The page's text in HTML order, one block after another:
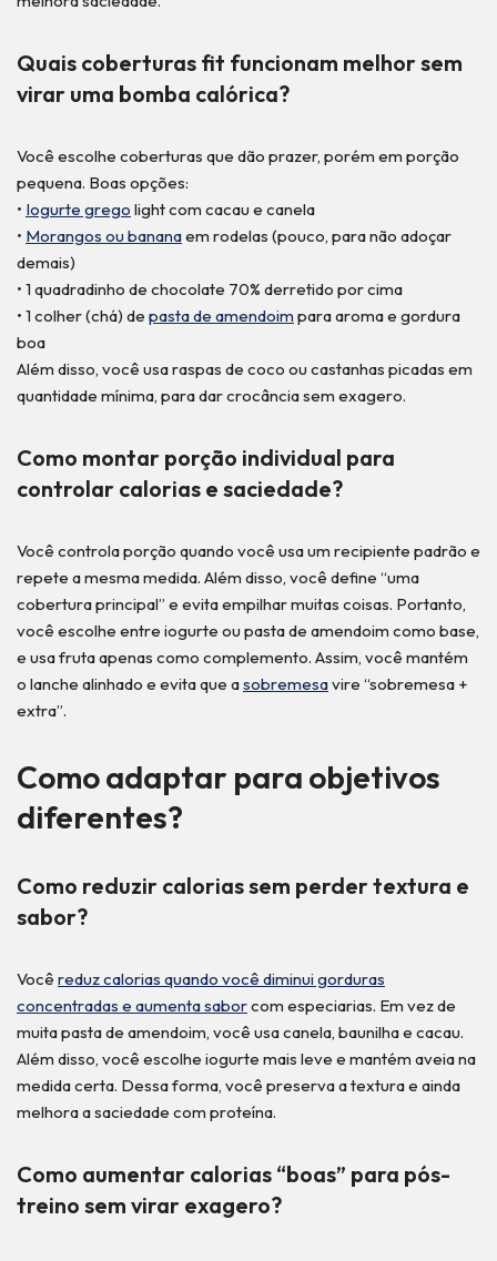
Quais coberturas fit funcionam melhor sem
virar uma bomba calórica?
Você escolhe coberturas que dão prazer, porém em porção
pequena. Boas opções:
• Iogurte grego light com cacau e canela
• Morangos ou bananaem rodelas (pouco, para não adoçar
demais)
• 1 quadradinho de chocolate 70% derretido por cima
• 1 colher (chá) de pasta de amendoim para aroma e gordura
boa
Além disso, você usa raspas de coco ou castanhas picadas em
quantidade mínima, para dar crocância sem exagero.
Como montar porção individual para
controlar calorias e saciedade?
Você controla porção quando você usa um recipiente padrão e
repete a mesma medida. Além disso, você define “uma
cobertura principal” e evita empilhar muitas coisas. Portanto,
você escolhe entre iogurte ou pasta de amendoim como base,
e usa fruta apenas como complemento. Assim, você mantém
o lanche alinhado e evita que asobremesavire “sobremesa +
extra”.
Como adaptar para objetivos
diferentes?
Como reduzir calorias sem perder textura e
sabor?
Você reduz calorias quando você diminui gorduras
concentradas e aumenta saborcom especiarias. Em vez de
muita pasta de amendoim, você usa canela, baunilha e cacau.
Além disso, você escolhe iogurte mais leve e mantém aveia na
medida certa. Dessa forma, você preserva a textura e ainda
melhora a saciedade com proteína.
Como aumentar calorias “boas” para pós-
treino sem virar exagero?